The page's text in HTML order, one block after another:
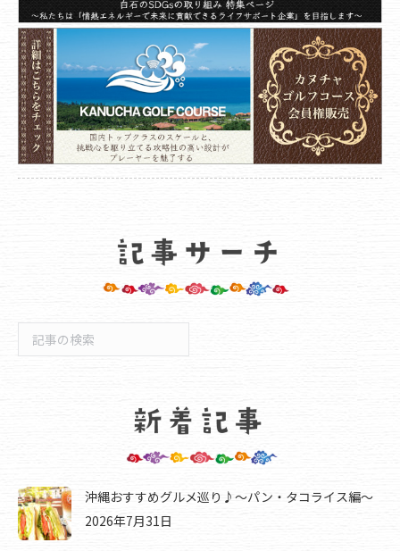
索
沖縄おすすめグルメ巡り♪～パン・タコライス編～
2026年7月31日